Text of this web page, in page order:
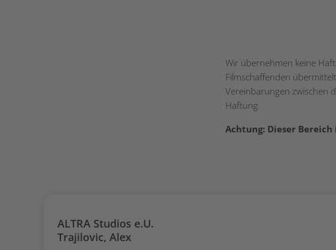
Wir übernehmen keine
Filmschaffenden
Vereinbarungen zwischen
Haftung.
Achtung: Dieser
ALTRA Studios e.U.
Trajilovic, Alex